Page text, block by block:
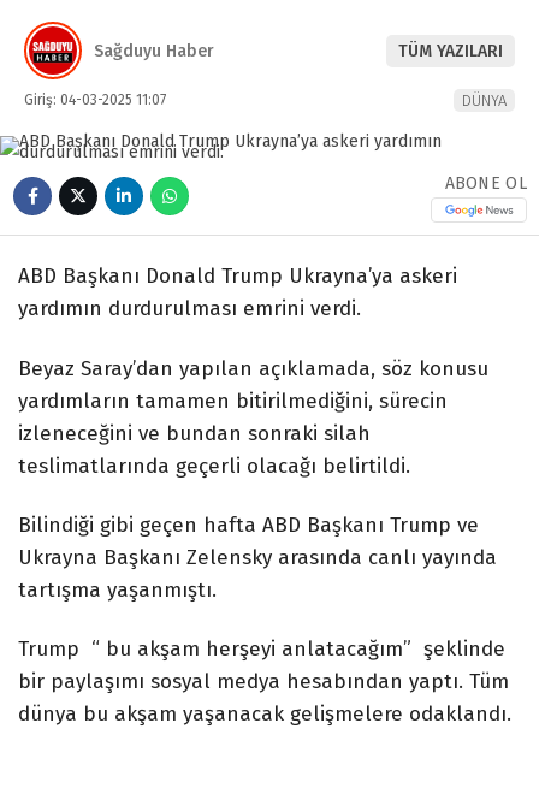
Sağduyu Haber TÜM YAZILARI
Giriş: 04-03-2025 11:07 DÜNYA
ABONE OL
ABD Başkanı Donald Trump Ukrayna’ya askeri
yardımın durdurulması emrini verdi.
Beyaz Saray’dan yapılan açıklamada, söz konusu
yardımların tamamen bitirilmediğini, sürecin
izleneceğini ve bundan sonraki silah
teslimatlarında geçerli olacağı belirtildi.
Bilindiği gibi geçen hafta ABD Başkanı Trump ve
Ukrayna Başkanı Zelensky arasında canlı yayında
tartışma yaşanmıştı.
Trump “ bu akşam herşeyi anlatacağım” şeklinde
bir paylaşımı sosyal medya hesabından yaptı. Tüm
dünya bu akşam yaşanacak gelişmelere odaklandı.